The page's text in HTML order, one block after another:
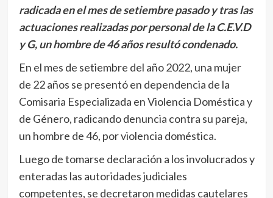
radicada en el mes de setiembre pasado y tras las
actuaciones realizadas por personal de la C.E.V.D
y G, un hombre de 46 años resultó condenado.
En el mes de setiembre del año 2022, una mujer
de 22 años se presentó en dependencia de la
Comisaria Especializada en Violencia Doméstica y
de Género, radicando denuncia contra su pareja,
un hombre de 46, por violencia doméstica.
Luego de tomarse declaración a los involucrados y
enteradas las autoridades judiciales
competentes, se decretaron medidas cautelares